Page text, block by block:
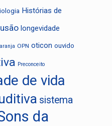
Histórias de
longevidade
OPN oticon ouvido
Preconceito
de vida
sistema
da